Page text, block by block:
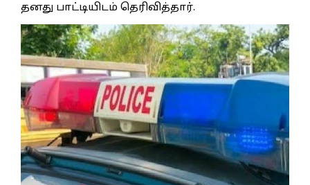
தனது பாட்டியிடம் தெரிவித்தார்.